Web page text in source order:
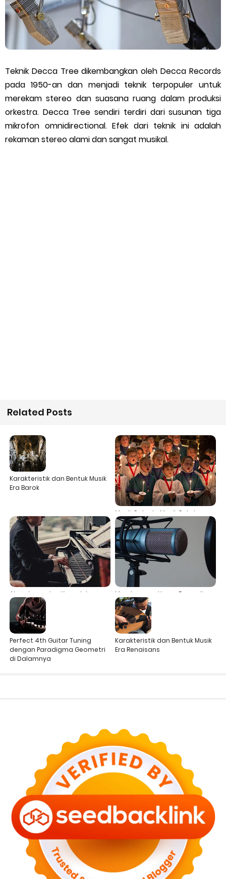
Teknik Decca Tree dikembangkan oleh Decca Records
pada 1950-an dan menjadi teknik terpopuler untuk
merekam stereo dan suasana ruang dalam produksi
orkestra. Decca Tree sendiri terdiri dari susunan tiga
mikrofon omnidirectional. Efek dari teknik ini adalah
rekaman stereo alami dan sangat musikal.
Related Posts
Karakteristik dan Bentuk Musik
Era Barok
Musik Sakral - Musik Sekuler
dan Sejarahnya
Akor dasar dan Kompleks
Membangun Home Recording
Dengan Biaya Minimal
Perfect 4th Guitar Tuning
dengan Paradigma Geometri
di Dalamnya
Karakteristik dan Bentuk Musik
Era Renaisans